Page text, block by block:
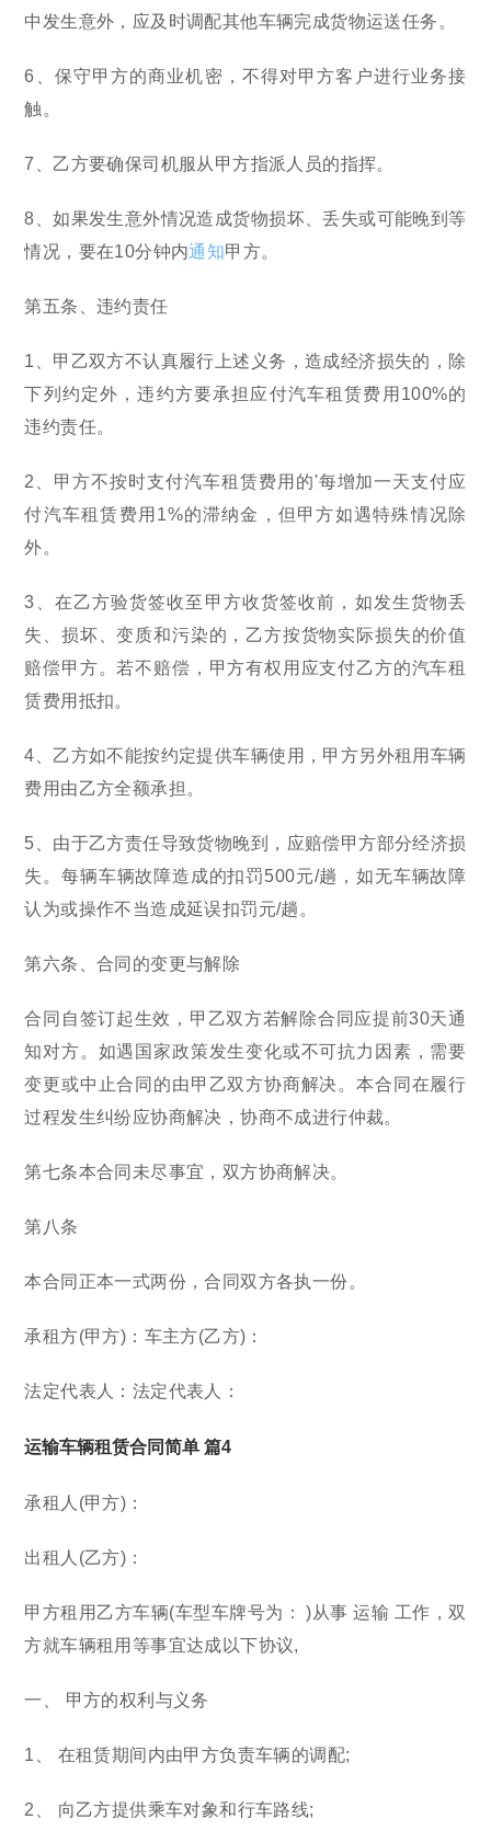
中发生意外，应及时调配其他车辆完成货物运送任务。
6、保守甲方的商业机密，不得对甲方客户进行业务接
触。
7、乙方要确保司机服从甲方指派人员的指挥。
8、如果发生意外情况造成货物损坏、丢失或可能晚到等
情况，要在10分钟内通知甲方。
第五条、违约责任
1、甲乙双方不认真履行上述义务，造成经济损失的，除
下列约定外，违约方要承担应付汽车租赁费用100%的
违约责任。
2、甲方不按时支付汽车租赁费用的'每增加一天支付应
付汽车租赁费用1%的滞纳金，但甲方如遇特殊情况除
外。
3、在乙方验货签收至甲方收货签收前，如发生货物丢
失、损坏、变质和污染的，乙方按货物实际损失的价值
赔偿甲方。若不赔偿，甲方有权用应支付乙方的汽车租
赁费用抵扣。
4、乙方如不能按约定提供车辆使用，甲方另外租用车辆
费用由乙方全额承担。
5、由于乙方责任导致货物晚到，应赔偿甲方部分经济损
失。每辆车辆故障造成的扣罚500元/趟，如无车辆故障
认为或操作不当造成延误扣罚元/趟。
第六条、合同的变更与解除
合同自签订起生效，甲乙双方若解除合同应提前30天通
知对方。如遇国家政策发生变化或不可抗力因素，需要
变更或中止合同的由甲乙双方协商解决。本合同在履行
过程发生纠纷应协商解决，协商不成进行仲裁。
第七条本合同未尽事宜，双方协商解决。
第八条
本合同正本一式两份，合同双方各执一份。
承租方(甲方)：车主方(乙方)：
法定代表人：法定代表人：
运输车辆租赁合同简单 篇4
承租人(甲方)：
出租人(乙方)：
甲方租用乙方车辆(车型车牌号为： )从事 运输 工作，双
方就车辆租用等事宜达成以下协议,
一、 甲方的权利与义务
1、 在租赁期间内由甲方负责车辆的调配;
2、 向乙方提供乘车对象和行车路线;